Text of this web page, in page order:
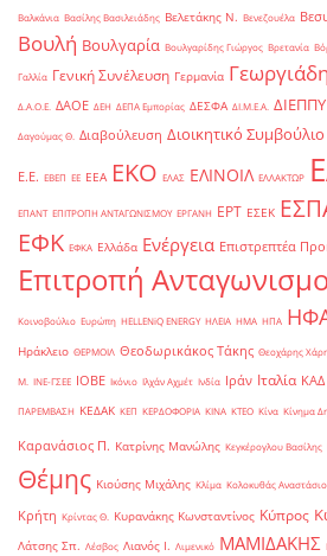
Βαλκάνια Βασίλης Βασιλειάδης Βελετάκης Ν. Βενεζουέλα
Βουλή Βουλγαρία Βουλγαρίδης Γιώργος Βρετανία
Γαλλία Γενική Συνέλευση Γερμανία
Δ.Α.Ο.Ε. ΔΑΟΕ ΔΕΗ ΔΕΠΑ Εμπορίας ΔΕΣΦΑ ΔΙ.Μ.Ε.Α. ΔΙΕΠΠΥ
Δαγούμας Θ. Διαβούλευση Διοικητικό Συμβούλιο
Ε.Ε. ΕΒΕΠ ΕΕ ΕΕΑ ΕΚΟ ΕΛΑΣ ΕΛΙΝΟΙΛ ΕΛΛΑΚΤΩΡ
ΕΠΑΝΤ ΕΠΙΤΡΟΠΗ ΑΝΤΑΓΩΝΙΣΜΟΥ ΕΡΓΑΝΗ ΕΡΤ ΕΣΕΚ
ΕΦΚ ΕΦΚΑ Ελλάδα Ενέργεια Επιστρεπτέα
Επιτροπή
Κοινοβούλιο Ευρώπη ΗELLENiQ ENERGY ΗΛΕΙΑ ΗΜΑ ΗΠΑ
Ηράκλειο ΘΕΡΜΟΙΛ Θεοδωρικάκος Τάκης Θεοχάρης
Μ. ΙΝΕ-ΓΣΕΕ ΙΟΒΕ Ικόνιο Ιλχάν Αχμέτ Ινδία Ιράν Ιταλία ΚΑΔ
ΠΑΡΕΜΒΑΣΗ ΚΕΔΑΚ ΚΕΠ ΚΕΡΔΟΦΟΡΙΑ ΚΙΝΑ ΚΤΕΟ Κίνα Κίνημα
Καρανάσιος Π. Κατρίνης Μανώλης Κεγκέρογλου Βασίλης
Θέμης Κιούσης Μιχάλης Κλίμα Κολοκυθάς
Κρήτη Κρίντας Θ. Κυρανάκης Κωνσταντίνος Κύπρος
Λάτσης Σπ. Λέσβος Λιανός Ι. Λιμενικό ΜΑΜΙΔΑΚΗΣ